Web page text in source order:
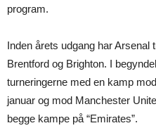
program.
Inden årets udgang har Arsenal
Brentford og Brighton. I
turneringerne med en kamp
januar og mod Manchester
begge kampe på “Emirates”.